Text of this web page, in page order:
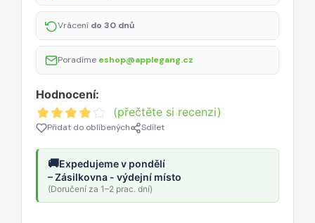
Vrácení do 30 dnů
Poradíme eshop@applegang.cz
Hodnocení:
(přečtěte si recenzi)
Přidat do oblíbených Sdílet
🚚Expedujeme v pondělí
– Zásilkovna - výdejní místo
(Doručení za 1–2 prac. dní)